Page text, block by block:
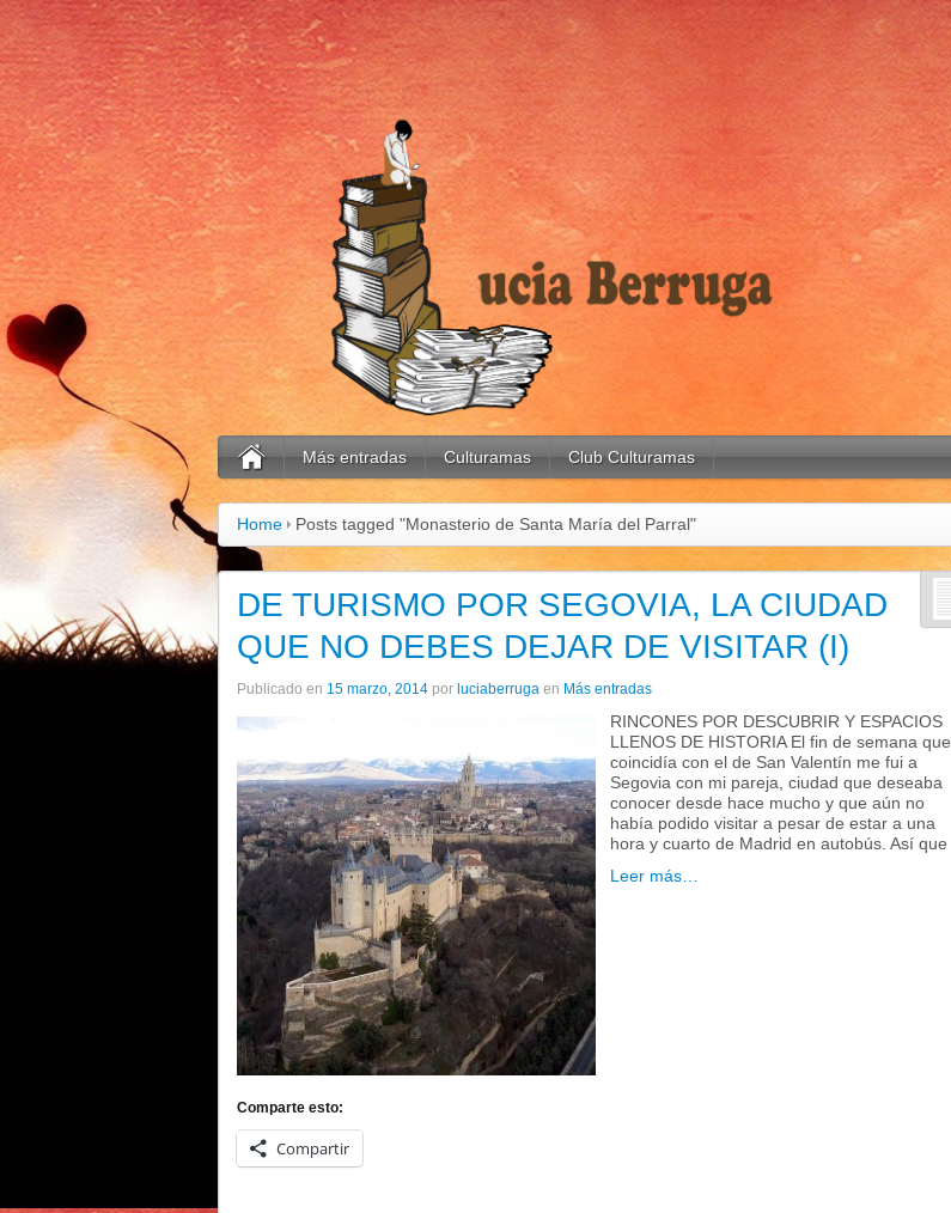
Más entradas Culturamas Club Culturamas
Home Posts tagged "Monasterio de Santa María del Parral"
DE TURISMO POR SEGOVIA, LA CIUDAD
QUE NO DEBES DEJAR DE VISITAR (I)
Publicado en 15 marzo, 2014 por luciaberruga en Más entradas
RINCONES POR DESCUBRIR Y ESPACIOS
LLENOS DE HISTORIA El fin de semana que
coincidía con el de San Valentín me fui a
Segovia con mi pareja, ciudad que deseaba
conocer desde hace mucho y que aún no
había podido visitar a pesar de estar a una
hora y cuarto de Madrid en autobús. Así que
Leer más…
Comparte esto:
Compartir